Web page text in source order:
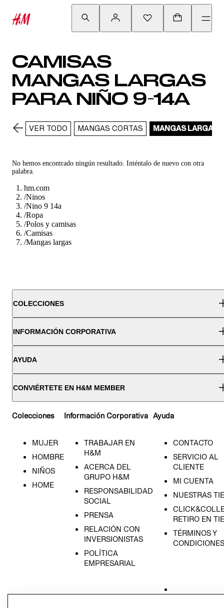
CAMISAS
MANGAS LARGAS
PARA NIÑO 9-14A
VER TODO MANGAS CORTAS MANGAS LARGAS
No hemos encontrado ningún resultado. Inténtalo de nuevo con otra
palabra.
hm.com
/Ninos
/Nino 9 14a
/Ropa
/Polos y camisas
/Camisas
/Mangas largas
COLECCIONES
INFORMACIÓN CORPORATIVA
AYUDA
CONVIÉRTETE EN H&M MEMBER
Colecciones
MUJER
HOMBRE
NIÑOS
HOME
Información Corporativa
TRABAJAR EN
H&M
ACERCA DEL
GRUPO H&M
RESPONSABILIDAD
SOCIAL
PRENSA
RELACIÓN CON
INVERSIONISTAS
POLÍTICA
EMPRESARIAL
Ayuda
CONTACTO
SERVICIO AL
CLIENTE
MI CUENTA
NUESTRAS
RETIRO EN
TÉRMINOS Y
CONDICIONES